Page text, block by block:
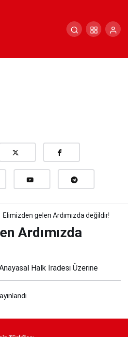
Elimizden gelen Ardımızda değildir!
Ardımızda
Halk İradesi Üzerine
gelen Ardımızda